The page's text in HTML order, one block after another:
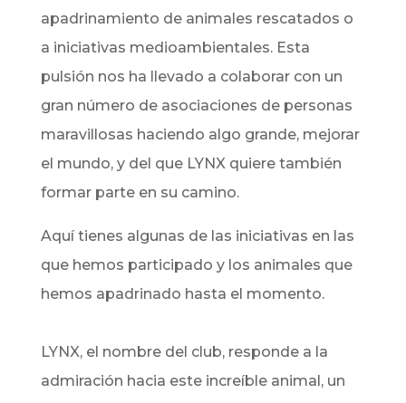
apadrinamiento de animales rescatados o
a iniciativas medioambientales. Esta
pulsión nos ha llevado a colaborar con un
gran número de asociaciones de personas
maravillosas haciendo algo grande, mejorar
el mundo, y del que LYNX quiere también
formar parte en su camino.
Aquí tienes algunas de las iniciativas en las
que hemos participado y los animales que
hemos apadrinado hasta el momento.
LYNX, el nombre del club, responde a la
admiración hacia este increíble animal, un